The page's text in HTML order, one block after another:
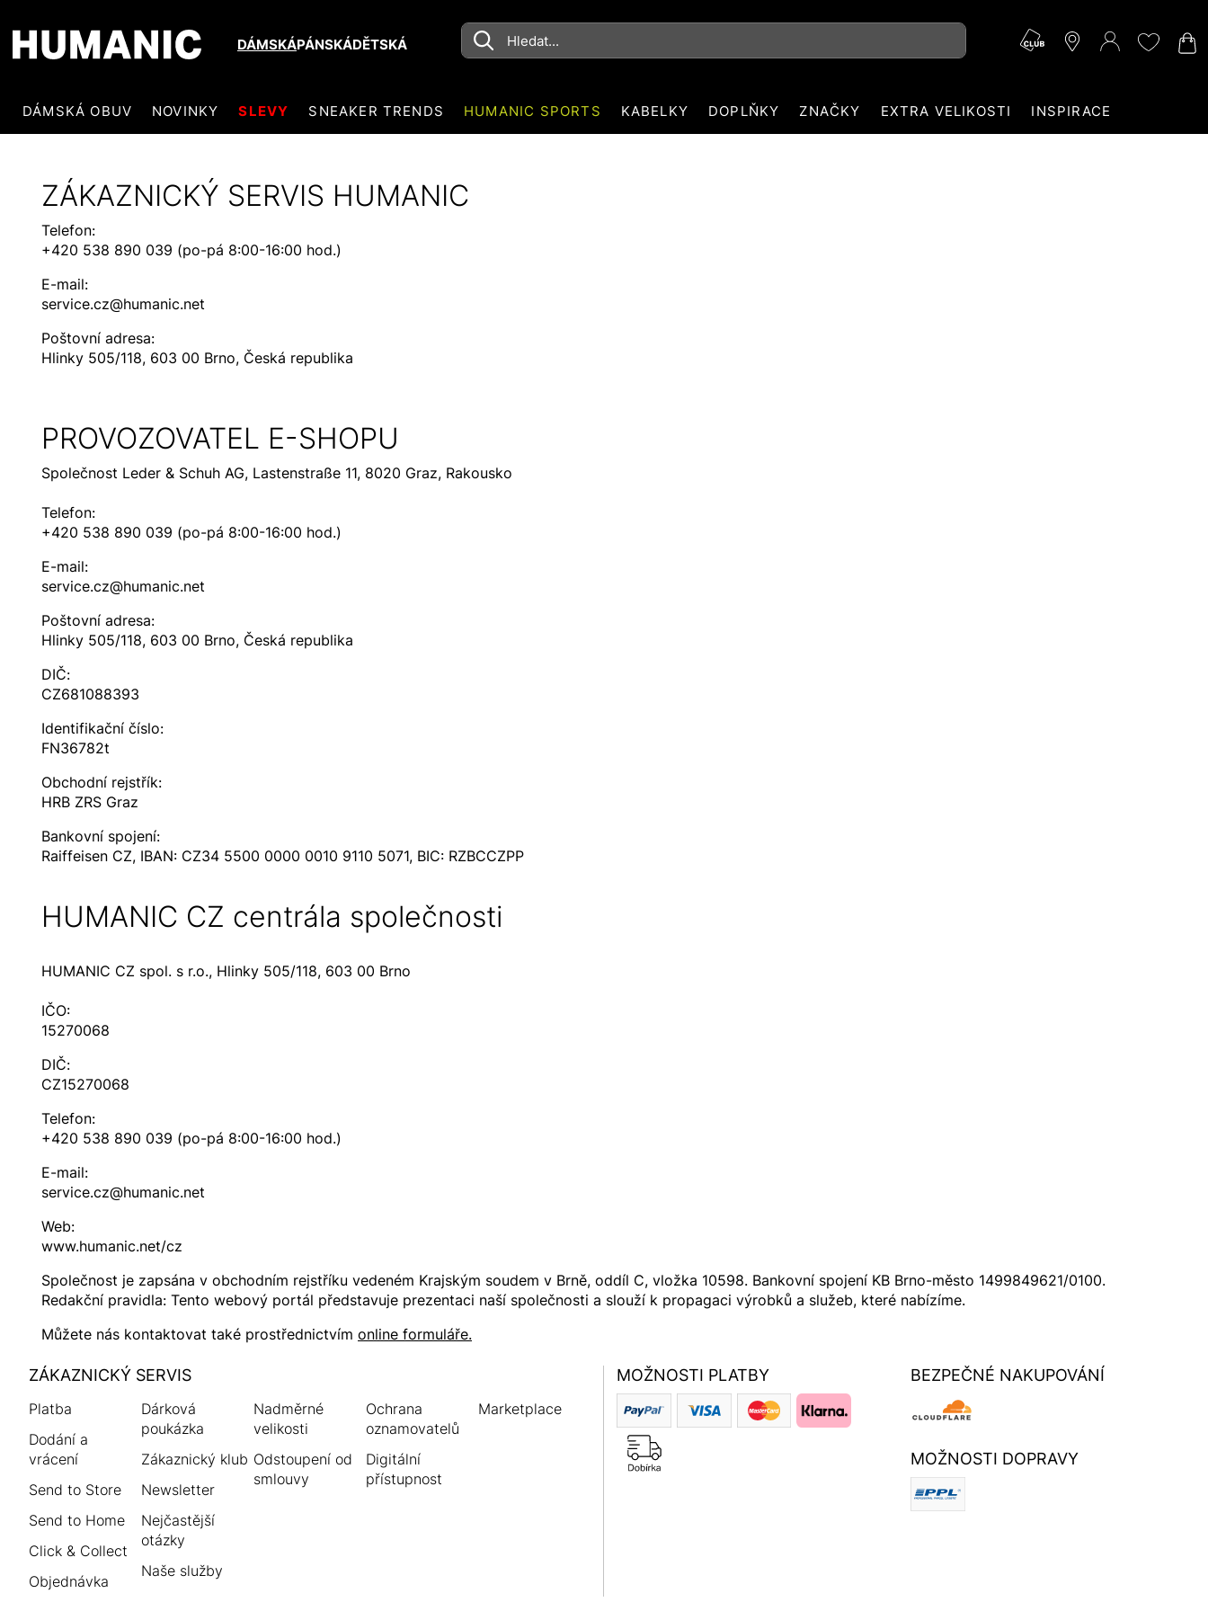
DÁMSKÁPÁNSKÁDĚTSKÁ
DÁMSKÁ OBUV NOVINKY SLEVY SNEAKER TRENDS HUMANIC SPORTS KABELKY DOPLŇKY ZNAČKY EXTRA VELIKOSTI INSPIRACE
ZÁKAZNICKÝ SERVIS HUMANIC
Telefon:
+420 538 890 039 (po-pá 8:00-16:00 hod.)
E-mail:
service.cz@humanic.net
Poštovní adresa:
Hlinky 505/118, 603 00 Brno, Česká republika
PROVOZOVATEL E-SHOPU
Společnost Leder & Schuh AG, Lastenstraße 11, 8020 Graz, Rakousko
Telefon:
+420 538 890 039 (po-pá 8:00-16:00 hod.)
E-mail:
service.cz@humanic.net
Poštovní adresa:
Hlinky 505/118, 603 00 Brno, Česká republika
DIČ:
CZ681088393
Identifikační číslo:
FN36782t
Obchodní rejstřík:
HRB ZRS Graz
Bankovní spojení:
Raiffeisen CZ, IBAN: CZ34 5500 0000 0010 9110 5071, BIC: RZBCCZPP
HUMANIC CZ centrála společnosti
HUMANIC CZ spol. s r.o., Hlinky 505/118, 603 00 Brno
IČO:
15270068
DIČ:
CZ15270068
Telefon:
+420 538 890 039 (po-pá 8:00-16:00 hod.)
E-mail:
service.cz@humanic.net
Web:
www.humanic.net/cz
Společnost je zapsána v obchodním rejstříku vedeném Krajským soudem v Brně, oddíl C, vložka 10598. Bankovní spojení KB Brno-město 1499849621/0100.
Redakční pravidla: Tento webový portál představuje prezentaci naší společnosti a slouží k propagaci výrobků a služeb, které nabízíme.
Můžete nás kontaktovat také prostřednictvím online formuláře.
HUMANIC
Zápatí
ZÁKAZNICKÝ SERVIS
Platba
Dodání a
vrácení
Send to Store
Send to Home
Click & Collect
Objednávka
Dárková
poukázka
Zákaznický klub
Newsletter
Nejčastější
otázky
Naše služby
Nadměrné
velikosti
Odstoupení od
smlouvy
Ochrana
oznamovatelů
Digitální
přístupnost
Marketplace
MOŽNOSTI PLATBY BEZPEČNÉ NAKUPOVÁNÍ
MOŽNOSTI DOPRAVY